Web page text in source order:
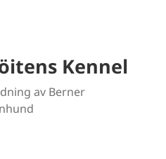
Kennel
av Berner